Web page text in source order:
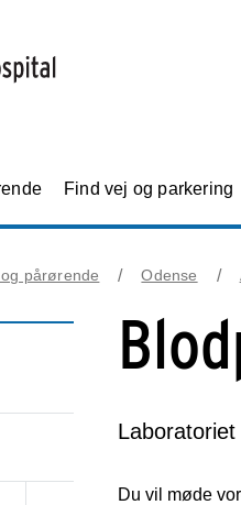
Find vej og parkering
pårørende Odense
Du vil møde